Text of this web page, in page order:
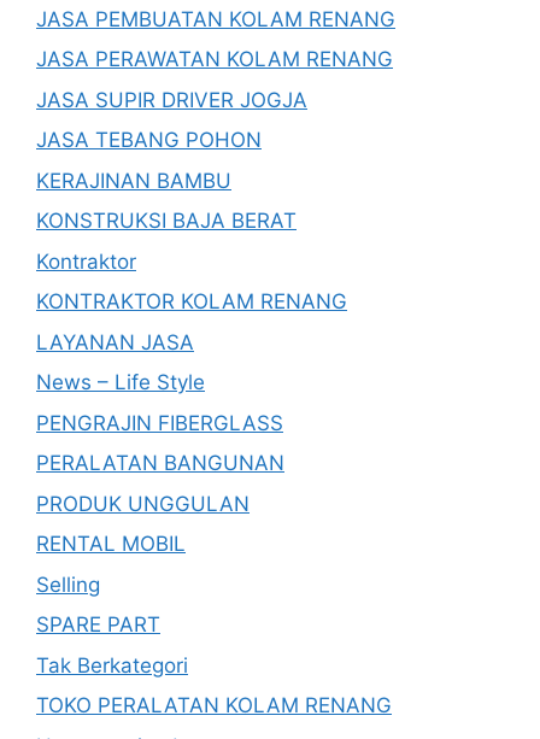
JASA PEMBUATAN KOLAM RENANG
JASA PERAWATAN KOLAM RENANG
JASA SUPIR DRIVER JOGJA
JASA TEBANG POHON
KERAJINAN BAMBU
KONSTRUKSI BAJA BERAT
Kontraktor
KONTRAKTOR KOLAM RENANG
LAYANAN JASA
News – Life Style
PENGRAJIN FIBERGLASS
PERALATAN BANGUNAN
PRODUK UNGGULAN
RENTAL MOBIL
Selling
SPARE PART
Tak Berkategori
TOKO PERALATAN KOLAM RENANG